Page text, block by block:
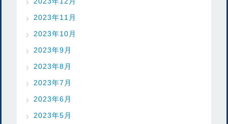
2023年11月
2023年10月
2023年9月
2023年8月
2023年7月
2023年6月
2023年5月